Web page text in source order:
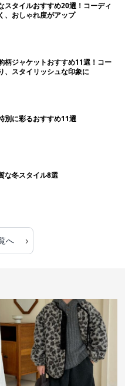
スタイルおすすめ20選！コーディ
、おしゃれ度がアップ
柄ジャケットおすすめ11選！コー
、スタイリッシュな印象に
別に彩るおすすめ11選
な冬スタイル8選
へ ›